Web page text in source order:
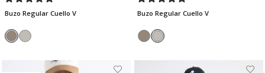
Buzo Regular Cuello V Buzo Regular Cuello V